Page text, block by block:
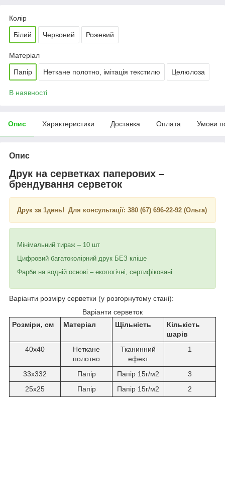
Колір
Білий Червоний Рожевий
Матеріал
Папір Неткане полотно, імітація текстилю Целюлоза
В наявності
Опис Характеристики Доставка Оплата Умови
Опис
Друк на серветках паперових –
брендування серветок
Друк за 1день! Для консультації: 380 (67) 696-22-92 (Ольга)
Мінімальний тираж – 10 шт
Цифровий багатоколірний друк БЕЗ кліше
Фарби на водній основі – екологічні, сертифіковані
Варіанти розміру серветки (у розгорнутому стані):
Варіанти серветок
Розміри, см
Матеріал Щільність
Кількість
шарів
40х40
Неткане
полотно
Тканинний
ефект
1
33х332 Папір Папір 15г/м2
3
25х25
Папір Папір 15г/м2 2